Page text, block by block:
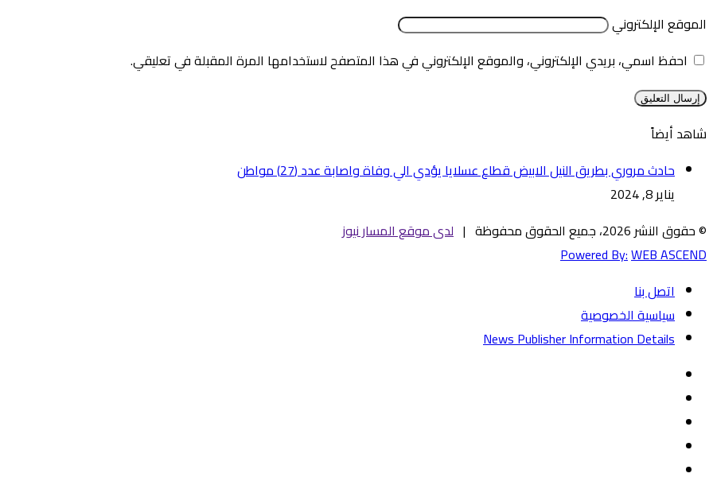
الموقع الإلكتروني
احفظ اسمي، بريدي الإلكتروني، والموقع الإلكتروني في هذا المتصفح لاستخدامها المرة المقبلة في تعليقي.
شاهد أيضاً
حادث مروري بطريق النيل الابيض قطاع عسلايا يؤدي الي وفاة واصابة عدد (27) مواطن
يناير 8, 2024
© حقوق النشر 2026، جميع الحقوق محفوظة |
لدى موقع المسار نيوز
Powered By:WEB ASCEND
اتصل بنا
سياسية الخصوصية
News Publisher Information Details